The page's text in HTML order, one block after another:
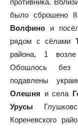
противника.
было сброшено 8
Волфино и
рядом с сёлами
района, 1
Обошлось без
подавлены
Олешня и села
Урусы
Кореневского